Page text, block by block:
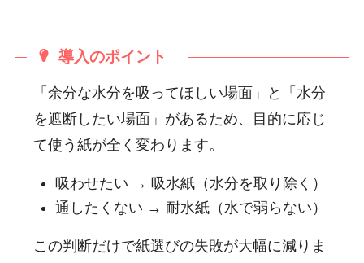
導入のポイント
「余分な水分を吸ってほしい場面」と「水分
を遮断したい場面」があるため、目的に応じ
て使う紙が全く変わります。
吸わせたい → 吸水紙（水分を取り除く）
通したくない → 耐水紙（水で弱らない）
この判断だけで紙選びの失敗が大幅に減りま